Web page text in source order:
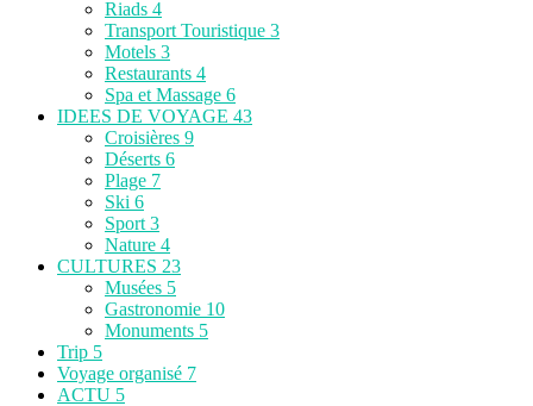
Riads 4
Transport Touristique 3
Motels 3
Restaurants 4
Spa et Massage 6
IDEES DE VOYAGE 43
Croisières 9
Déserts 6
Plage 7
Ski 6
Sport 3
Nature 4
CULTURES 23
Musées 5
Gastronomie 10
Monuments 5
Trip 5
Voyage organisé 7
ACTU 5